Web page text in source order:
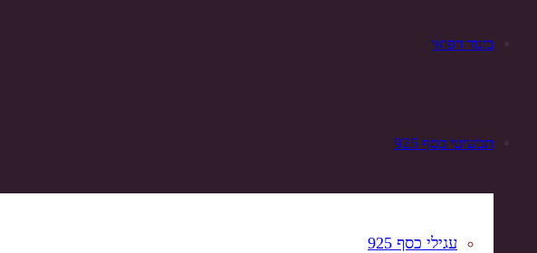
ביגוד רפואי
תכשיטי כסף 925
עגילי כסף 925